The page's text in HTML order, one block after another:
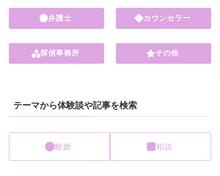
弁護士
探偵事務所
カウンセラー
その他
テーマから体験談や記事を検索
離婚 相談